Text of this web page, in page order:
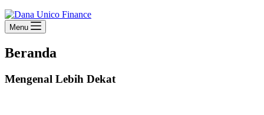
Menu
Beranda
Mengenal Lebih Dekat